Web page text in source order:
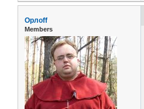
Орлоff
Members